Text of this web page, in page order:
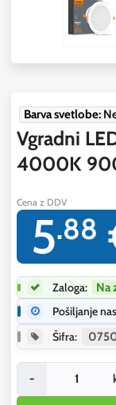
Barva svetlobe:
Vgradni
4000K
Cena z DDV
5.88
Zaloga:
Na
Pošiljanje
Šifra:
-